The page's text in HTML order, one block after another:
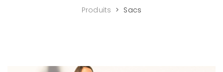
Produits > Sacs